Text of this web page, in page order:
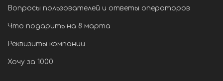
Вопросы пользователей и ответы операторов
Что подарить на 8 марта
Реквизиты компании
Хочу за 1000